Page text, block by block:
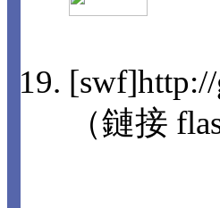
（鏈接